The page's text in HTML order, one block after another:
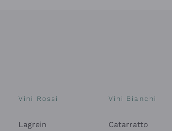
Vini Rossi
Lagrein
Vini Bianchi
Catarratto